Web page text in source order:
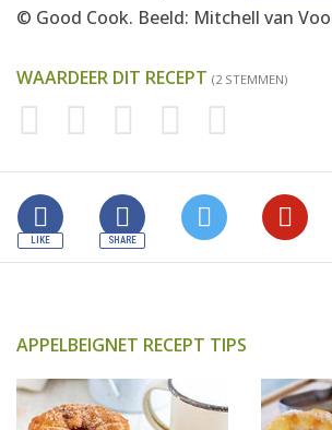
© Good Cook. Beeld: Mitchell van
WAARDEER DIT RECEPT (2 STEMMEN)
APPELBEIGNET RECEPT TIPS